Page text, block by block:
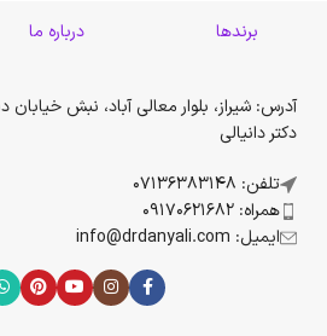
برندها درباره ما
آدرس: شیراز، بلوار معالی آباد، نبش خیابان
دکتر دانیالی
تلفن: 07136383148
همراه: 09170621682
ایمیل: info@drdanyali.com